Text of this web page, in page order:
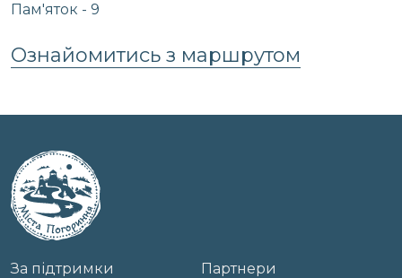
Пам'яток - 9
Ознайомитись з маршрутом
За підтримки Партнери